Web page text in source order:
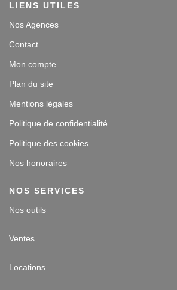
LIENS UTILES
Nos Agences
Contact
Mon compte
Plan du site
Mentions légales
Politique de confidentialité
Politique des cookies
Nos honoraires
NOS SERVICES
Nos outils
Ventes
Locations